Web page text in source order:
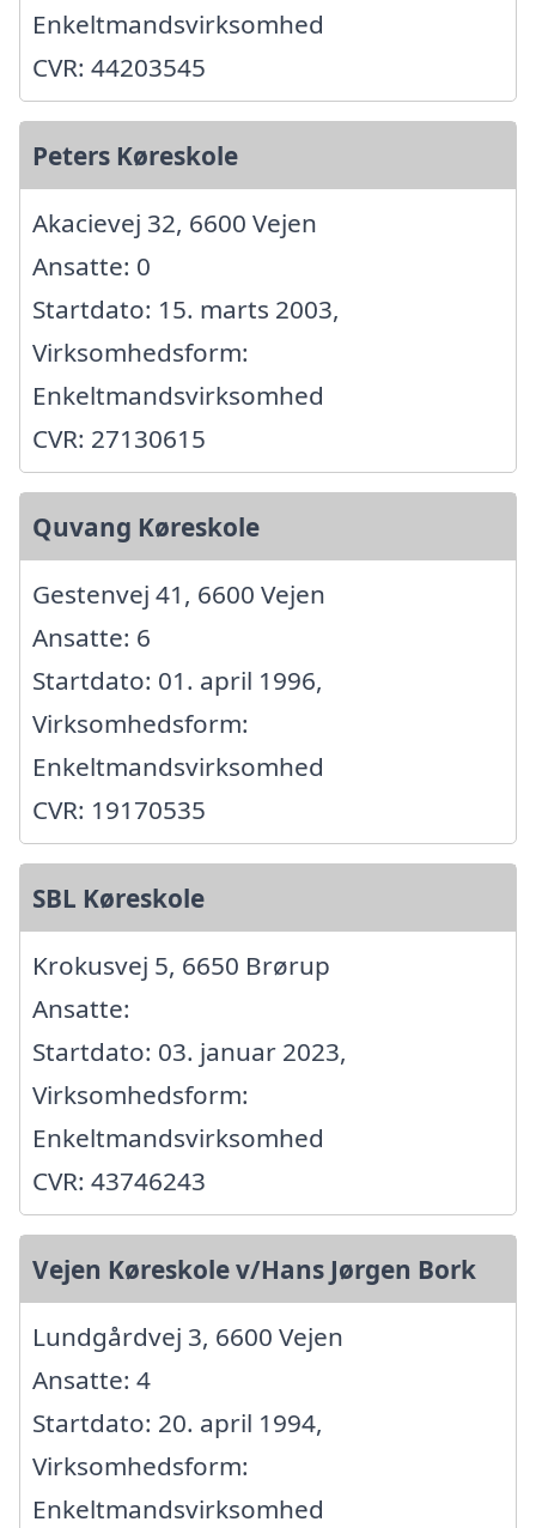
Enkeltmandsvirksomhed
CVR: 44203545
Peters Køreskole
Akacievej 32, 6600 Vejen
Ansatte: 0
Startdato: 15. marts 2003,
Virksomhedsform:
Enkeltmandsvirksomhed
CVR: 27130615
Quvang Køreskole
Gestenvej 41, 6600 Vejen
Ansatte: 6
Startdato: 01. april 1996,
Virksomhedsform:
Enkeltmandsvirksomhed
CVR: 19170535
SBL Køreskole
Krokusvej 5, 6650 Brørup
Ansatte:
Startdato: 03. januar 2023,
Virksomhedsform:
Enkeltmandsvirksomhed
CVR: 43746243
Vejen Køreskole v/Hans Jørgen Bork
Lundgårdvej 3, 6600 Vejen
Ansatte: 4
Startdato: 20. april 1994,
Virksomhedsform:
Enkeltmandsvirksomhed